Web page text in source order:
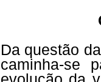
Da questão
caminha-se